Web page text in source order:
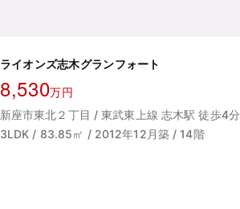
ライオンズ志木グランフォート
8,530万円
新座市東北２丁目 / 東武東上線 志木駅 徒歩4分
3LDK / 83.85㎡ / 2012年12月築 / 14階